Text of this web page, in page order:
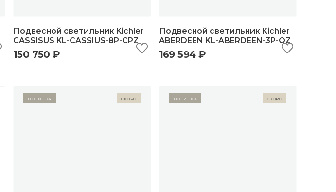
быстрый просмотр
Подвесной светильник Kichler
CASSISUS KL-CASSIUS-8P-CPZ
150 750 ₽ быстрый просмотр
Подвесной светильник Kichler
ABERDEEN KL-ABERDEEN-3P-OZ
169 594 ₽
Новинка Скоро Новинка Скоро